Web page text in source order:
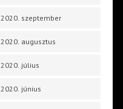
2020. szeptember
2020. augusztus
2020. július
2020. június